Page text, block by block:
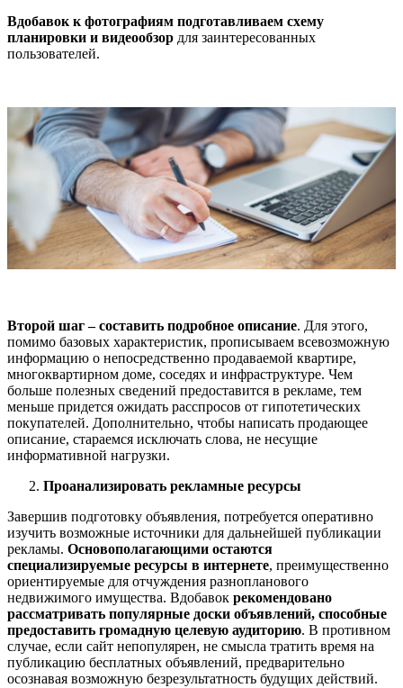
Вдобавок к фотографиям подготавливаем схему
планировки и видеообзор для заинтересованных
пользователей.
Второй шаг – составить подробное описание. Для этого,
помимо базовых характеристик, прописываем всевозможную
информацию о непосредственно продаваемой квартире,
многоквартирном доме, соседях и инфраструктуре. Чем
больше полезных сведений предоставится в рекламе, тем
меньше придется ожидать расспросов от гипотетических
покупателей. Дополнительно, чтобы написать продающее
описание, стараемся исключать слова, не несущие
информативной нагрузки.
Проанализировать рекламные ресурсы
Завершив подготовку объявления, потребуется оперативно
изучить возможные источники для дальнейшей публикации
рекламы. Основополагающими остаются
специализируемые ресурсы в интернете, преимущественно
ориентируемые для отчуждения разнопланового
недвижимого имущества. Вдобавок рекомендовано
рассматривать популярные доски объявлений, способные
предоставить громадную целевую аудиторию. В противном
случае, если сайт непопулярен, не смысла тратить время на
публикацию бесплатных объявлений, предварительно
осознавая возможную безрезультатность будущих действий.